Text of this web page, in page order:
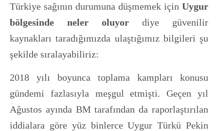
Türkiye sağının durumuna düşmemek için Uygur
bölgesinde neler oluyor diye güvenilir
kaynakları taradığımızda ulaştığımız bilgileri şu
şekilde sıralayabiliriz:
2018 yılı boyunca toplama kampları konusu
gündemi fazlasıyla meşgul etmişti. Geçen yıl
Ağustos ayında BM tarafından da raporlaştırılan
iddialara göre yüz binlerce Uygur Türkü Pekin